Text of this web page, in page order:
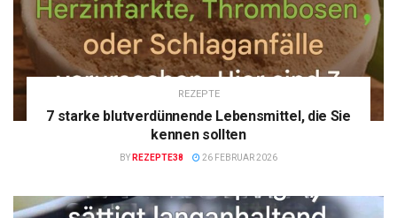
REZEPTE
7 starke blutverdünnende Lebensmittel, die Sie
kennen sollten
BY REZEPTE38 26 FEBRUAR 2026